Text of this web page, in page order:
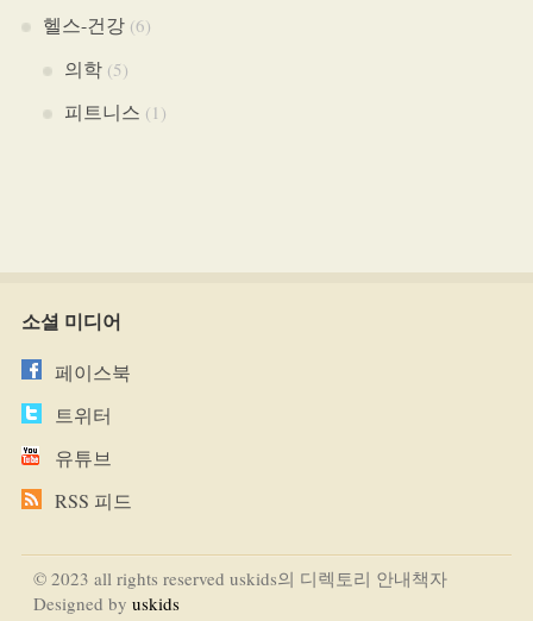
헬스-건강(6)
의학(5)
피트니스 (1)
소셜 미디어
페이스북
트위터
유튜브
RSS 피드
© 2023 all rights reserved uskids의 디렉토리 안내책자
Designed by uskids